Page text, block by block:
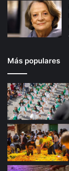
Más populares